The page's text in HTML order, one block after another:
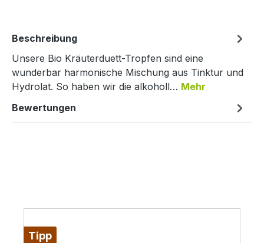
Beschreibung
Unsere Bio Kräuterduett-Tropfen sind eine
wunderbar harmonische Mischung aus Tinktur und
Hydrolat. So haben wir die alkoholl… Mehr
Bewertungen
Tipp